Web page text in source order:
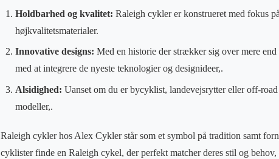
Holdbarhed og kvalitet: Raleigh cykler er konstrueret med fokus
højkvalitetsmaterialer.
Innovative designs: Med en historie der strækker sig over mere
med at integrere de nyeste teknologier og designideer,.
Alsidighed: Uanset om du er bycyklist, landevejsrytter eller off-
modeller,.
Raleigh cykler hos Alex Cykler står som et symbol på tradition samt
cyklister finde en Raleigh cykel, der perfekt matcher deres stil og